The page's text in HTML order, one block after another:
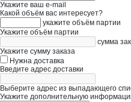
Укажите ваш e-mail
Какой объём вас интересует?
укажите объём партии
Укажите объём партии
сумма
Укажите сумму заказа
Нужна доставка
Введите адрес доставки
Выберите адрес из выпадающего
Укажите дополнительную